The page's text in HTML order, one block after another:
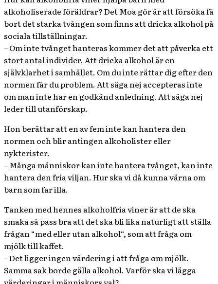
alkoholiserade föräldrar? Det Moa gör är att försöka få
bort det starka tvången som finns att dricka alkohol på
sociala tillställningar.
– Om inte tvånget hanteras kommer det att påverka ett
stort antal individer. Att dricka alkohol är en
självklarhet i samhället. Om du inte rättar dig efter den
normen får du problem. Att säga nej accepteras inte
om man inte har en godkänd anledning. Att säga nej
leder till utanförskap.
Hon berättar att en av fem inte kan hantera den
normen och blir antingen alkoholister eller
nykterister.
– Många människor kan inte hantera tvånget, kan inte
hantera den fria viljan. Hur ska vi då kunna värna om
barn som far illa.
Tanken med hennes alkoholfria viner är att de ska
smaka så pass bra att det ska bli lika naturligt att ställa
frågan “med eller utan alkohol“, som att fråga om
mjölk till kaffet.
– Det ligger ingen värdering i att fråga om mjölk.
Samma sak borde gälla alkohol. Varför ska vi lägga